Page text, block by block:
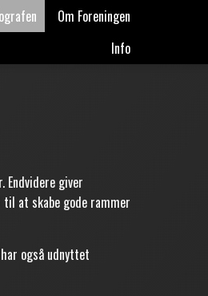
Om Foreningen
Info
giver
til at skabe gode rammer
også udnyttet